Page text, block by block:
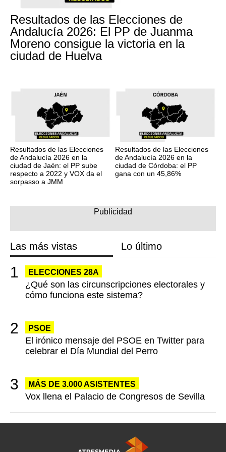
Resultados de las Elecciones de
Andalucía 2026: El PP de Juanma
Moreno consigue la victoria en la
ciudad de Huelva
Resultados de las Elecciones
de Andalucía 2026 en la
ciudad de Jaén: el PP sube
respecto a 2022 y VOX da el
sorpasso a JMM
Resultados de las Elecciones
de Andalucía 2026 en la
ciudad de Córdoba: el PP
gana con un 45,86%
Las más vistas Lo último
ELECCIONES 28A
¿Qué son las circunscripciones electorales y
cómo funciona este sistema?
PSOE
El irónico mensaje del PSOE en Twitter para
celebrar el Día Mundial del Perro
MÁS DE 3.000 ASISTENTES
Vox llena el Palacio de Congresos de Sevilla